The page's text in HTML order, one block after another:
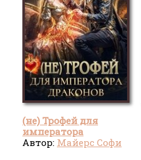
(не) Трофей для
императора
драконов
Автор: Майерс Софи